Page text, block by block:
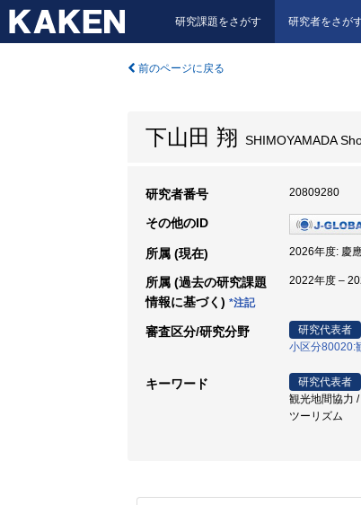
研究課題をさがす 研究者をさが
前のページに戻る
下山田 翔 SHIMOYAMADA
研究者番号 20809280
その他のID
所属 (現在) 2026年度: 慶
所属 (過去の研究課題
情報に基づく) *注記
2022年度 –
審査区分/研究分野
研究代表者
小区分80020:
キーワード
研究代表者
観光地間協力
ツーリズム